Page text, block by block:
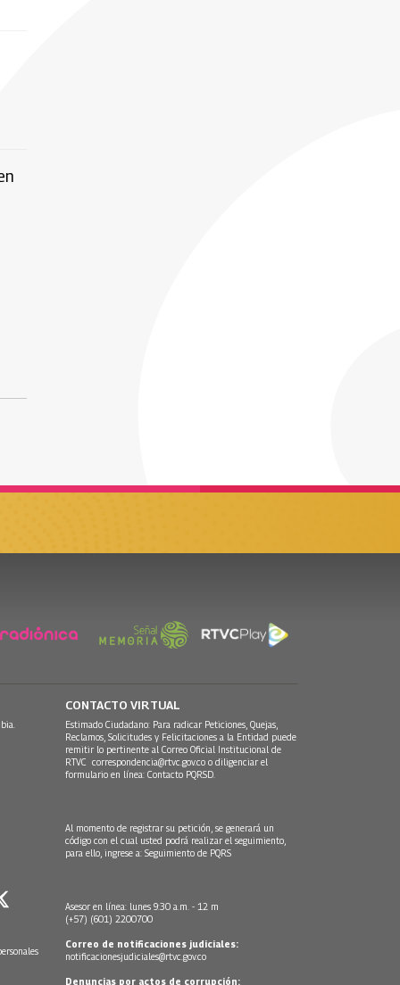
CONTACTO VIRTUAL
Estimado Ciudadano: Para radicar Peticiones, Quejas,
Reclamos, Solicitudes y Felicitaciones a la Entidad puede
remitir lo pertinente al Correo Oficial Institucional de
RTVC correspondencia@rtvc.gov.co o diligenciar el
formulario en línea: Contacto PQRSD.
Al momento de registrar su petición, se generará un
código con el cual usted podrá realizar el seguimiento,
para ello, ingrese a: Seguimiento de PQRS
Asesor en línea: lunes 9:30 a.m. - 12 m
(+57) (601) 2200700
Correo de notificaciones judiciales:
notificacionesjudiciales@rtvc.gov.co
Denuncias por actos de corrupción: